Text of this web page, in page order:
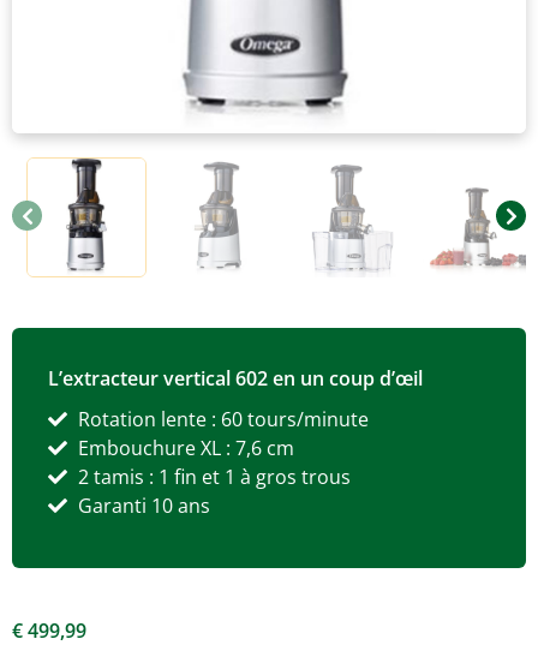
L’extracteur vertical 602 en un coup d’œil
Rotation lente : 60 tours/minute
Embouchure XL : 7,6 cm
2 tamis : 1 fin et 1 à gros trous
Garanti 10 ans
€499,99